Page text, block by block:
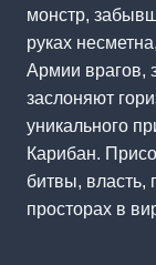
монстр,
руках
Армии врагов,
заслоняют
уникального
Карибан.
битвы, власть,
просторах в